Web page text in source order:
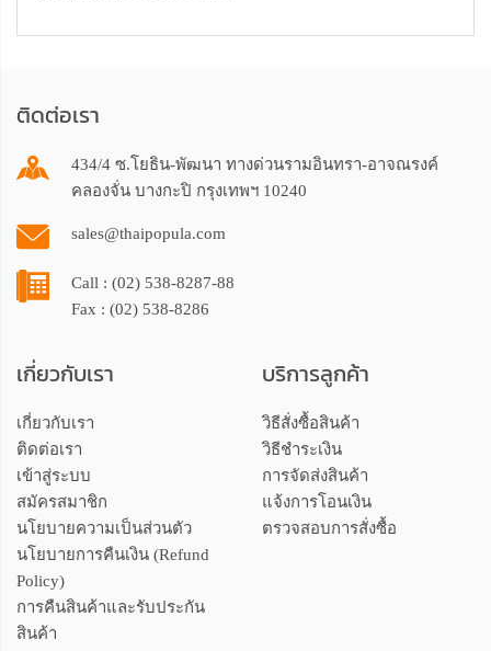
ติดต่อเรา
434/4 ซ.โยธิน-พัฒนา ทางด่วนรามอินทรา-อาจณรงค์
คลองจั่น บางกะปิ กรุงเทพฯ 10240
sales@thaipopula.com
Call : (02) 538-8287-88
Fax : (02) 538-8286
เกี่ยวกับเรา
เกี่ยวกับเรา
ติดต่อเรา
เข้าสู่ระบบ
สมัครสมาชิก
นโยบายความเป็นส่วนตัว
นโยบายการคืนเงิน (Refund
Policy)
การคืนสินค้าและรับประกัน
สินค้า
บริการลูกค้า
วิธีสั่งซื้อสินค้า
วิธีชำระเงิน
การจัดส่งสินค้า
แจ้งการโอนเงิน
ตรวจสอบการสั่งซื้อ